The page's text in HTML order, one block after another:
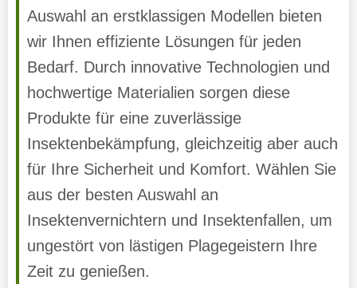
Auswahl an erstklassigen Modellen bieten
wir Ihnen effiziente Lösungen für jeden
Bedarf. Durch innovative Technologien und
hochwertige Materialien sorgen diese
Produkte für eine zuverlässige
Insektenbekämpfung, gleichzeitig aber auch
für Ihre Sicherheit und Komfort. Wählen Sie
aus der besten Auswahl an
Insektenvernichtern und Insektenfallen, um
ungestört von lästigen Plagegeistern Ihre
Zeit zu genießen.